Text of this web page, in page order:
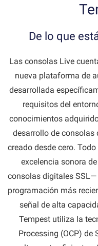
De lo que
Las consolas Live
nueva plataforma de
desarrollada
requisitos del
conocimientos
desarrollo de consolas
creado desde cero.
excelencia sonora
consolas digitales SSL—
programación más
señal de alta
Tempest utiliza la
Processing (OCP) de